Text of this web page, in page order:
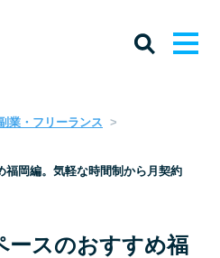
業・フリーランス
福岡編。気軽な時間制から月契約
ースのおすすめ福